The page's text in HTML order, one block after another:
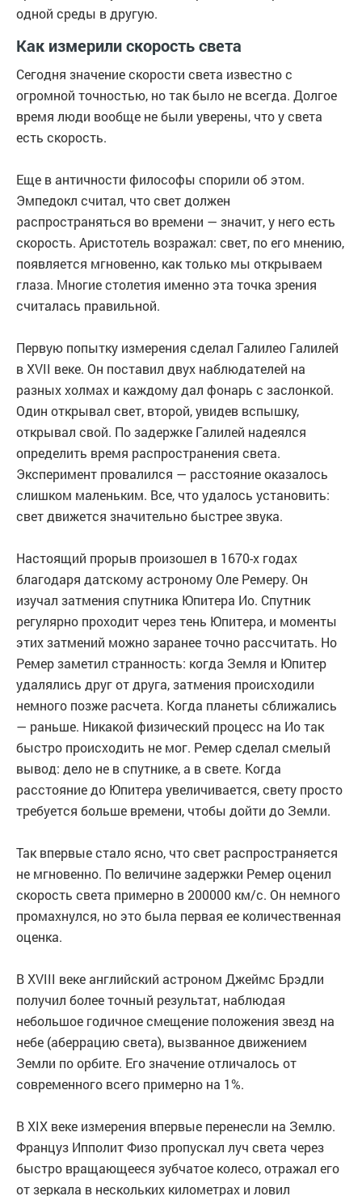
одной среды в другую.
Как измерили скорость света
Сегодня значение скорости света известно с
огромной точностью, но так было не всегда. Долгое
время люди вообще не были уверены, что у света
есть скорость.
Еще в античности философы спорили об этом.
Эмпедокл считал, что свет должен
распространяться во времени — значит, у него есть
скорость. Аристотель возражал: свет, по его мнению,
появляется мгновенно, как только мы открываем
глаза. Многие столетия именно эта точка зрения
считалась правильной.
Первую попытку измерения сделал Галилео Галилей
в XVII веке. Он поставил двух наблюдателей на
разных холмах и каждому дал фонарь с заслонкой.
Один открывал свет, второй, увидев вспышку,
открывал свой. По задержке Галилей надеялся
определить время распространения света.
Эксперимент провалился — расстояние оказалось
слишком маленьким. Все, что удалось установить:
свет движется значительно быстрее звука.
Настоящий прорыв произошел в 1670-х годах
благодаря датскому астроному Оле Ремеру. Он
изучал затмения спутника Юпитера Ио. Спутник
регулярно проходит через тень Юпитера, и моменты
этих затмений можно заранее точно рассчитать. Но
Ремер заметил странность: когда Земля и Юпитер
удалялись друг от друга, затмения происходили
немного позже расчета. Когда планеты сближались
— раньше. Никакой физический процесс на Ио так
быстро происходить не мог. Ремер сделал смелый
вывод: дело не в спутнике, а в свете. Когда
расстояние до Юпитера увеличивается, свету просто
требуется больше времени, чтобы дойти до Земли.
Так впервые стало ясно, что свет распространяется
не мгновенно. По величине задержки Ремер оценил
скорость света примерно в 200000 км/с. Он немного
промахнулся, но это была первая ее количественная
оценка.
В XVIII веке английский астроном Джеймс Брэдли
получил более точный результат, наблюдая
небольшое годичное смещение положения звезд на
небе (аберрацию света), вызванное движением
Земли по орбите. Его значение отличалось от
современного всего примерно на 1%.
В XIX веке измерения впервые перенесли на Землю.
Француз Ипполит Физо пропускал луч света через
быстро вращающееся зубчатое колесо, отражал его
от зеркала в нескольких километрах и ловил